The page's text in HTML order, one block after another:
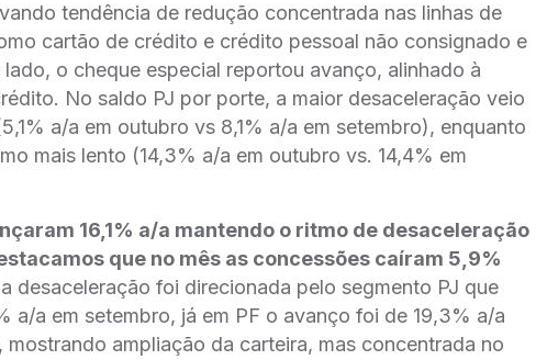
tendência de redução concentrada nas linhas de
cartão de crédito e crédito pessoal não consignado e
o cheque especial reportou avanço, alinhado à
No saldo PJ por porte, a maior desaceleração veio
a/a em outubro vs 8,1% a/a em setembro), enquanto
mais lento (14,3% a/a em outubro vs. 14,4% em
16,1% a/a mantendo o ritmo de desaceleração
que no mês as concessões caíram 5,9%
desaceleração foi direcionada pelo segmento PJ que
a/a em setembro, já em PF o avanço foi de 19,3% a/a
ampliação da carteira, mas concentrada no